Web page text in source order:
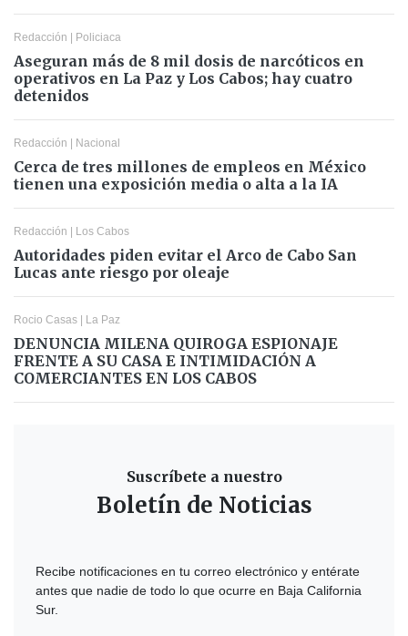
Redacción | Policiaca
Aseguran más de 8 mil dosis de narcóticos en
operativos en La Paz y Los Cabos; hay cuatro
detenidos
Redacción | Nacional
Cerca de tres millones de empleos en México
tienen una exposición media o alta a la IA
Redacción | Los Cabos
Autoridades piden evitar el Arco de Cabo San
Lucas ante riesgo por oleaje
Rocio Casas | La Paz
DENUNCIA MILENA QUIROGA ESPIONAJE
FRENTE A SU CASA E INTIMIDACIÓN A
COMERCIANTES EN LOS CABOS
Suscríbete a nuestro
Boletín de Noticias
Recibe notificaciones en tu correo electrónico y entérate
antes que nadie de todo lo que ocurre en Baja California
Sur.